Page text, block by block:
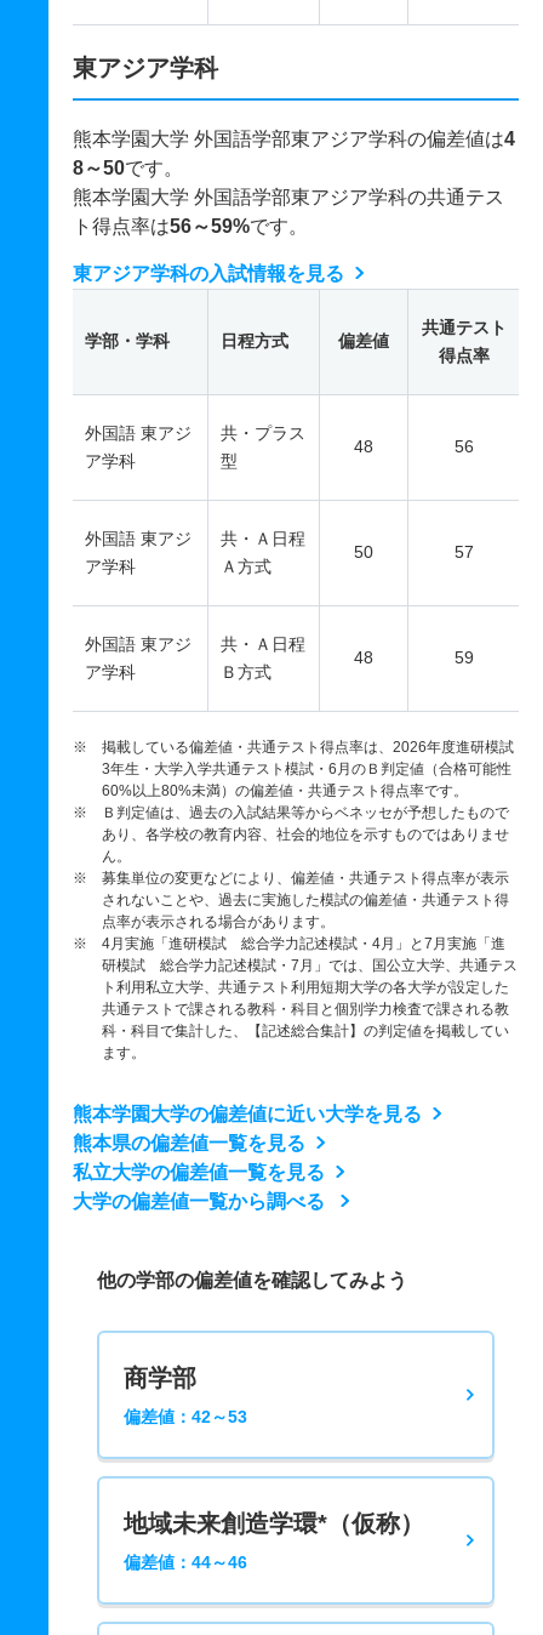
東アジア学科
熊本学園大学 外国語学部東アジア学科の偏差値は4
8～50です。
熊本学園大学 外国語学部東アジア学科の共通テス
ト得点率は56～59%です。
東アジア学科の入試情報を見る
学部・学科 日程方式 偏差値
共通テスト
得点率
外国語 東アジ
ア学科
共・プラス
型
48 56
外国語 東アジ
ア学科
共・Ａ日程
Ａ方式
50 57
外国語 東アジ
ア学科
共・Ａ日程
Ｂ方式
48 59
※ 掲載している偏差値・共通テスト得点率は、2026年度進研模試
3年生・大学入学共通テスト模試・6月のＢ判定値（合格可能性
60%以上80%未満）の偏差値・共通テスト得点率です。
※ Ｂ判定値は、過去の入試結果等からベネッセが予想したもので
あり、各学校の教育内容、社会的地位を示すものではありませ
ん。
※ 募集単位の変更などにより、偏差値・共通テスト得点率が表示
されないことや、過去に実施した模試の偏差値・共通テスト得
点率が表示される場合があります。
※ 4月実施「進研模試 総合学力記述模試・4月」と7月実施「進
研模試 総合学力記述模試・7月」では、国公立大学、共通テス
ト利用私立大学、共通テスト利用短期大学の各大学が設定した
共通テストで課される教科・科目と個別学力検査で課される教
科・科目で集計した、【記述総合集計】の判定値を掲載してい
ます。
熊本学園大学の偏差値に近い大学を見る
熊本県の偏差値一覧を見る
私立大学の偏差値一覧を見る
大学の偏差値一覧から調べる
他の学部の偏差値を確認してみよう
商学部
偏差値：42～53
地域未来創造学環*（仮称）
偏差値：44～46